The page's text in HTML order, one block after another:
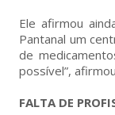
Ele afirmou
Pantanal um
de
possível”,
FALTA DE